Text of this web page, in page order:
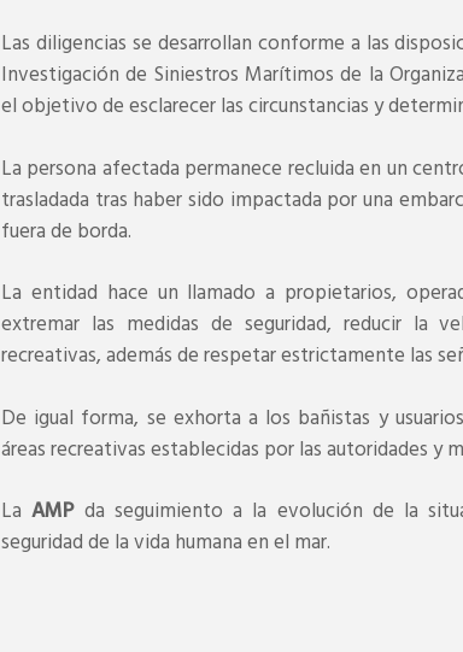
Las diligencias se desarrollan conforme a las
Investigación de Siniestros Marítimos de la
el objetivo de esclarecer las circunstancias y
La persona afectada permanece recluida en un
trasladada tras haber sido impactada por una
fuera de borda.
La entidad hace un llamado a propietarios,
extremar las medidas de seguridad, reducir la
recreativas, además de respetar estrictamente las
De igual forma, se exhorta a los bañistas y
áreas recreativas establecidas por las autoridades y
LaAMPda seguimiento a la evolución de la
seguridad de la vida humana en el mar.